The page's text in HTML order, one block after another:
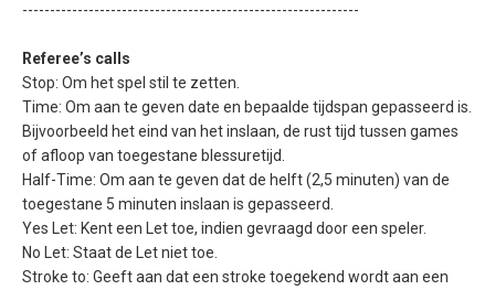
-------------------------------------------------------------
Referee’s calls
Stop: Om het spel stil te zetten.
Time: Om aan te geven date en bepaalde tijdspan gepasseerd is.
Bijvoorbeeld het eind van het inslaan, de rust tijd tussen games
of afloop van toegestane blessuretijd.
Half-Time: Om aan te geven dat de helft (2,5 minuten) van de
toegestane 5 minuten inslaan is gepasseerd.
Yes Let: Kent een Let toe, indien gevraagd door een speler.
No Let: Staat de Let niet toe.
Stroke to: Geeft aan dat een stroke toegekend wordt aan een